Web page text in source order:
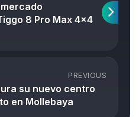
8 Pro Max 4×4
PREVIOUS
su nuevo centro
en Mollebaya